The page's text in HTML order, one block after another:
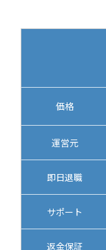
価格
運営元
即日退職
サポート
返金保証